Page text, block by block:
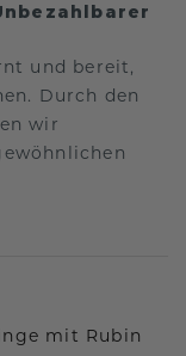
und bereit,
Durch den
wir
mit Rubin